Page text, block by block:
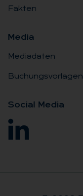
Fakten
Me­dia
Mediadaten
Buchungsvorlagen
So­ci­al Me­dia